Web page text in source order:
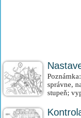
správne,
stupeň;